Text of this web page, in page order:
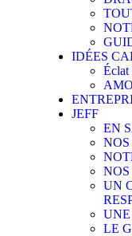
IDÉES
Éclat
JEFF
EN
NOS
UN
LE